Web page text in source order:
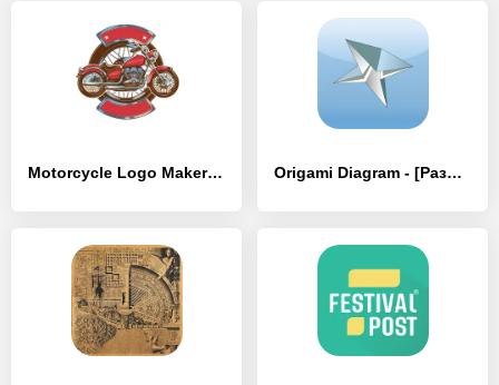
Motorcycle Logo Maker - [Разблокированная версия] Origami Diagram - [Разблокированная версия]